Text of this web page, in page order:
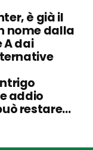
è già il
nome dalla
A dai
addio
restare…